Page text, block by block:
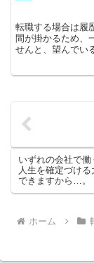
転職する場合は履
間が掛かるため、
せんと、望んでい
いずれの会社で
人生を確定づけ
できますから…。
ホーム